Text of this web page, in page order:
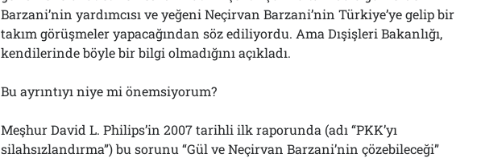
Barzani’nin yardımcısı ve yeğeni Neçirvan Barzani’nin Türkiye’ye gelip bir
takım görüşmeler yapacağından söz ediliyordu. Ama Dışişleri Bakanlığı,
kendilerinde böyle bir bilgi olmadığını açıkladı.
Bu ayrıntıyı niye mi önemsiyorum?
Meşhur David L. Philips’in 2007 tarihli ilk raporunda (adı “PKK’yı
silahsızlandırma”) bu sorunu “Gül ve Neçirvan Barzani’nin çözebileceği”